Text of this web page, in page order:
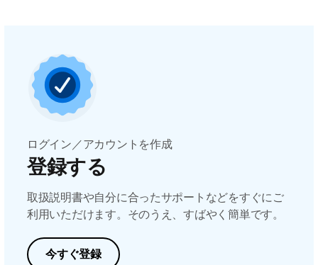
ログイン／アカウントを作成
登録する
取扱説明書や自分に合ったサポートなどをすぐにご
利用いただけます。そのうえ、すばやく簡単です。
今すぐ登録